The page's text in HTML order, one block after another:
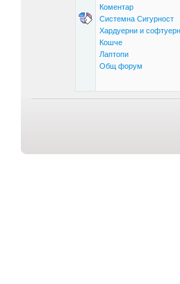
Коментар
Системна Сигурност
Хардуерни и
Кошче
Лаптопи
Общ форум